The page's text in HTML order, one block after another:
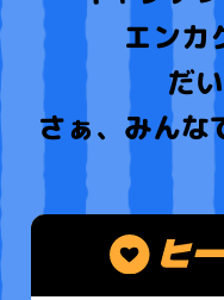
エンカ
だ
さぁ、みんな